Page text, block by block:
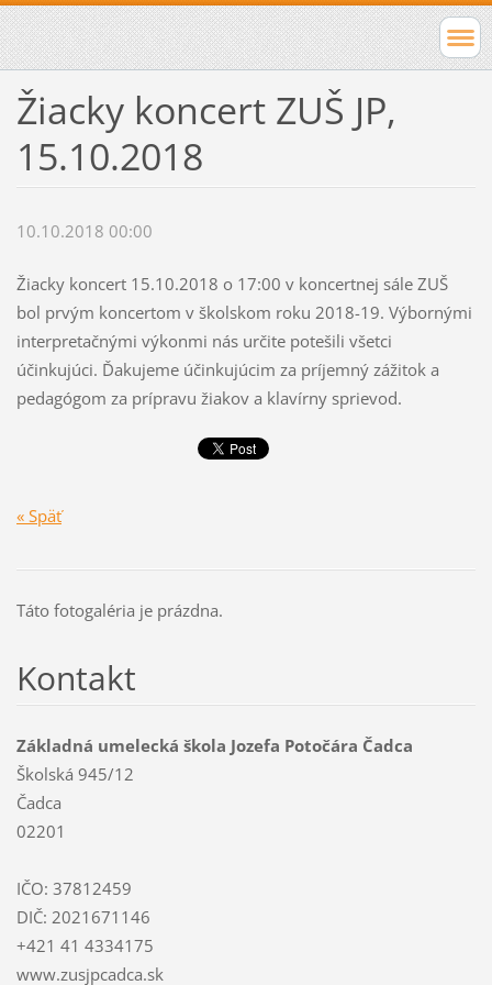
Žiacky koncert ZUŠ JP,
15.10.2018
10.10.2018 00:00
Žiacky koncert 15.10.2018 o 17:00 v koncertnej sále ZUŠ
bol prvým koncertom v školskom roku 2018-19. Výbornými
interpretačnými výkonmi nás určite potešili všetci
účinkujúci. Ďakujeme účinkujúcim za príjemný zážitok a
pedagógom za prípravu žiakov a klavírny sprievod.
« Späť
Táto fotogaléria je prázdna.
Kontakt
Základná umelecká škola Jozefa Potočára Čadca
Školská 945/12
Čadca
02201
IČO: 37812459
DIČ: 2021671146
+421 41 4334175
www.zusjpcadca.sk